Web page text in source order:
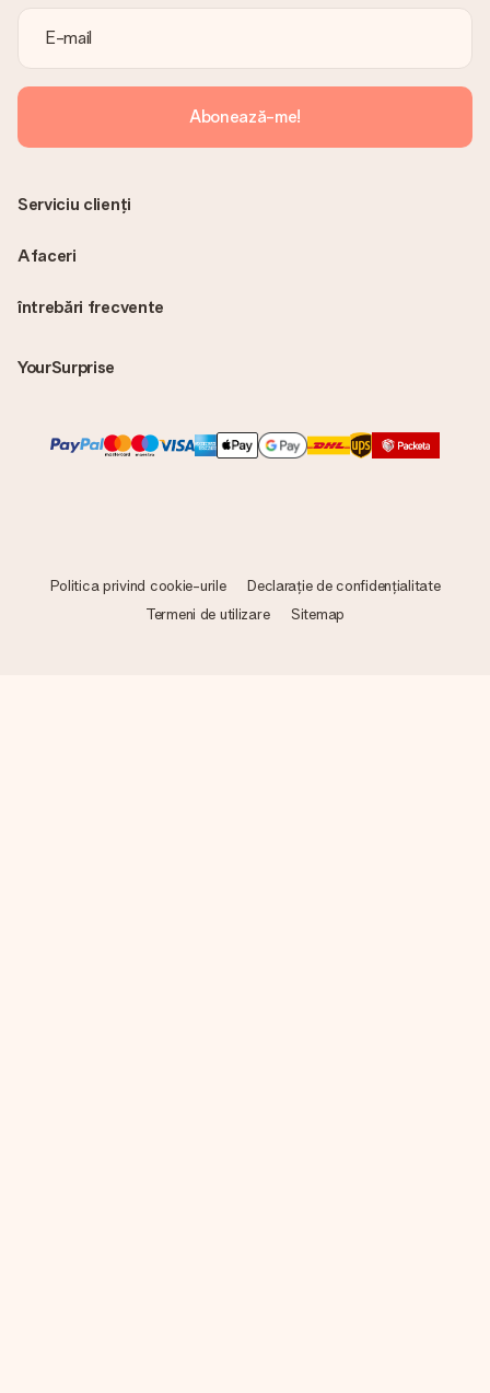
Abonează-me!
întrebări frecvente
YourSurprise
Serviciu clienți
Afaceri
Politica privind cookie-urile
Declarație de confidențialitate
Termeni de utilizare
Sitemap